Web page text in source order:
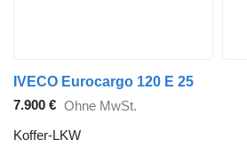
IVECO Eurocargo 120 E 25
7.900 € Ohne MwSt.
Koffer-LKW